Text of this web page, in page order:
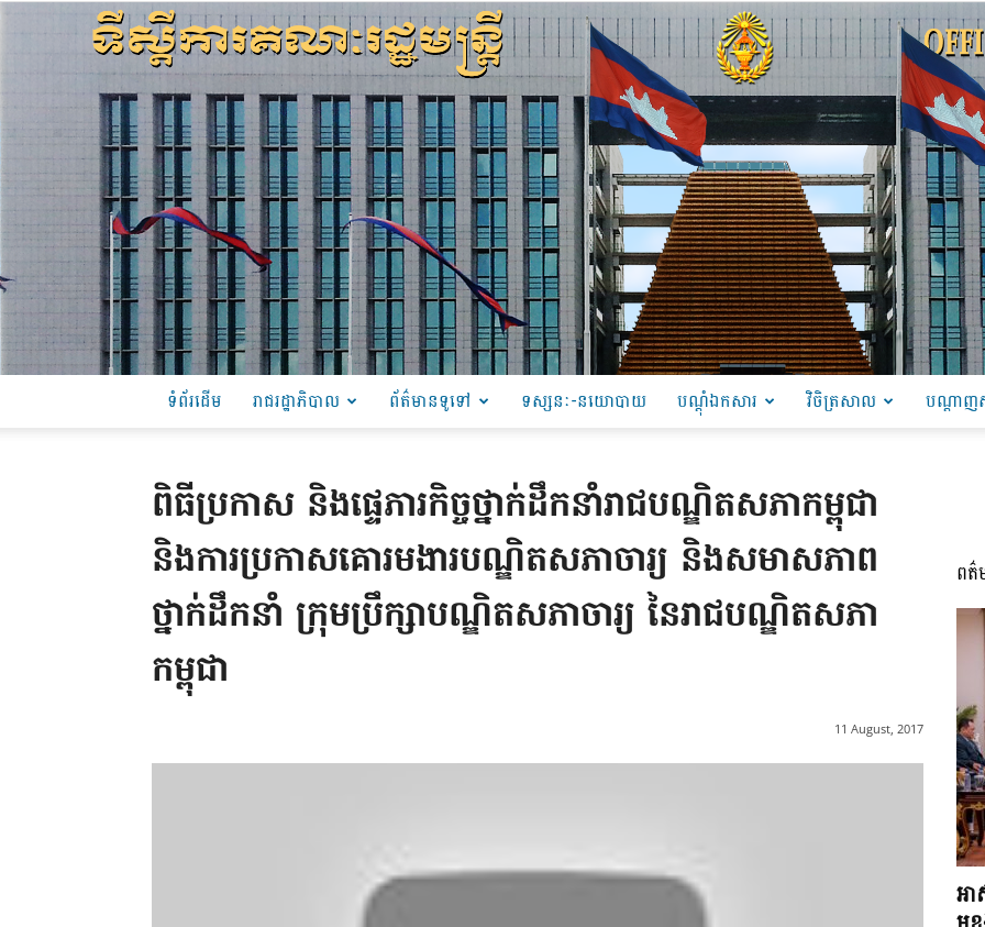
ទំព័រដើម រាជរដ្ឋាភិបាល ព័ត៌មានទូទៅ ទស្សនៈ-នយោបាយ បណ្ដុំឯកសារ វិចិត្រសាល បណ្តាញ
ពិធីប្រកាស និងផ្ទេភារកិច្ច​ថ្នាក់ដឹកនាំរាជបណ្ឌិតសភាកម្ពុជា
និងការប្រកាសគោរមងារបណ្ឌិតសភាចារ្យ និងសមាសភាព
ថ្នាក់ដឹកនាំ ក្រុមប្រឹក្សាបណ្ឌិតសភាចារ្យ​ នៃរាជបណ្ឌិតសភា
កម្ពុជា
11 August, 2017
ពត៌
អា